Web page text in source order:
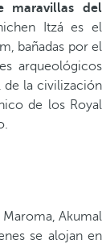
maravillas del
Itzá es el
bañadas por el
arqueológicos
de la civilización
de los Royal
Maroma, Akumal
se alojan en